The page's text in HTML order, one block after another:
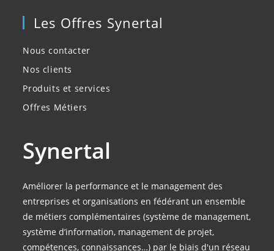
Les Offres Synertal
Nous contacter
Nos clients
Produits et services
Offres Métiers
Synertal
Améliorer la performance et le management des
entreprises et organisations en fédérant un ensemble
de métiers complémentaires (système de management,
système d’information, management de projet,
compétences, connaissances…) par le biais d'un réseau